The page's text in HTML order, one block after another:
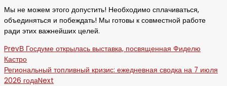
Мы не можем этого допустить! Необходимо сплачиваться,
объединяться и побеждать! Мы готовы к совместной работе
ради этих важнейших целей.
PrevВ Госдуме открылась выставка, посвященная Фиделю
Кастро
Региональный топливный кризис: ежедневная сводка на 7 июля
2026 годаNext